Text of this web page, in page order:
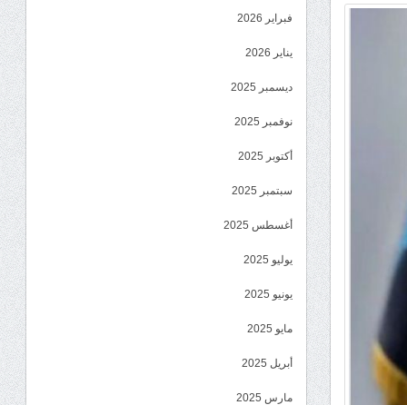
فبراير 2026
يناير 2026
ديسمبر 2025
نوفمبر 2025
أكتوبر 2025
سبتمبر 2025
أغسطس 2025
يوليو 2025
يونيو 2025
مايو 2025
أبريل 2025
مارس 2025